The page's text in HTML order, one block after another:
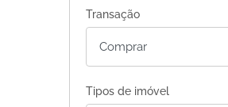
Transação
Tipos de imóvel